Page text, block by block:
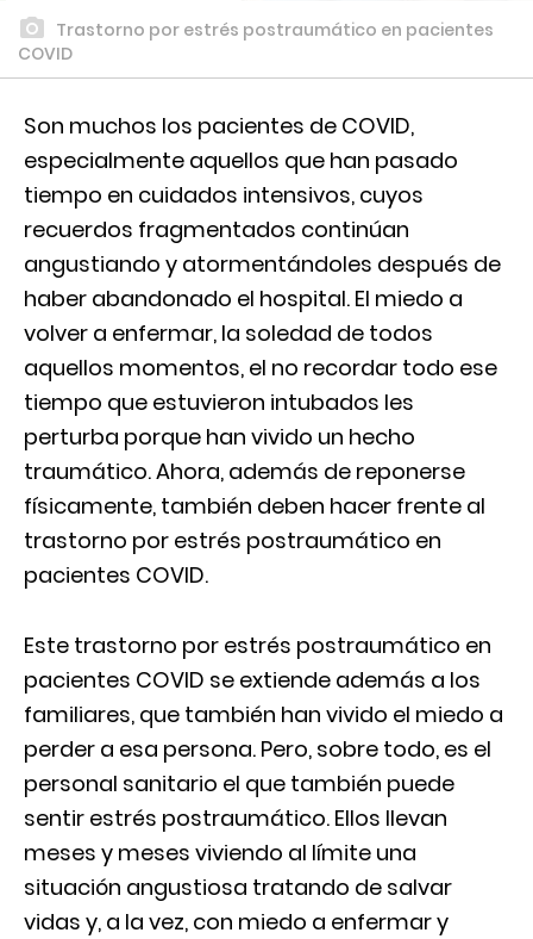
Trastorno por estrés postraumático en pacientes
COVID
Son muchos los pacientes de COVID,
especialmente aquellos que han pasado
tiempo en cuidados intensivos, cuyos
recuerdos fragmentados continúan
angustiando y atormentándoles después de
haber abandonado el hospital. El miedo a
volver a enfermar, la soledad de todos
aquellos momentos, el no recordar todo ese
tiempo que estuvieron intubados les
perturba porque han vivido un hecho
traumático. Ahora, además de reponerse
físicamente, también deben hacer frente al
trastorno por estrés postraumático en
pacientes COVID.
Este trastorno por estrés postraumático en
pacientes COVID se extiende además a los
familiares, que también han vivido el miedo a
perder a esa persona. Pero, sobre todo, es el
personal sanitario el que también puede
sentir estrés postraumático. Ellos llevan
meses y meses viviendo al límite una
situación angustiosa tratando de salvar
vidas y, a la vez, con miedo a enfermar y